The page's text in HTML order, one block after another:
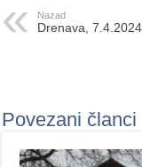
Nazad
Drenava,
Povezani članci